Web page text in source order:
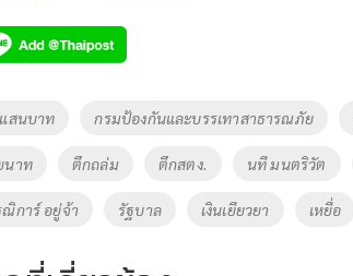
e
b
o
k
tt
er
p
y
Li
n
k
สนบาท กรมป้องกันและบรรเทาสาธารณภัย
นาท ตึกถล่ม ตึกสตง. นที มนตริวัต
ณิการ์ อยู่จ้า รัฐบาล เงินเยียวยา เหยื่อ